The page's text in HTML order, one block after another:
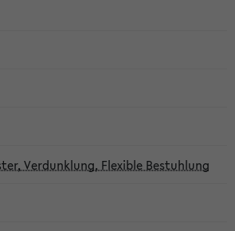
Verdunklung, Flexible Bestuhlung